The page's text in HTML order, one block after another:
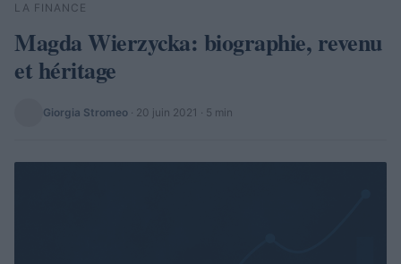
Rechercher
LA FINANCE
Magda Wierzycka: biographie, revenu
et héritage
Giorgia Stromeo · 20 juin 2021 · 5 min